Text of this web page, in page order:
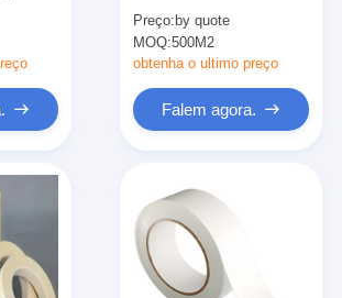
chamas
Preço: by quote
MOQ:500M2
obtenha o ultimo preço
Falem agora.